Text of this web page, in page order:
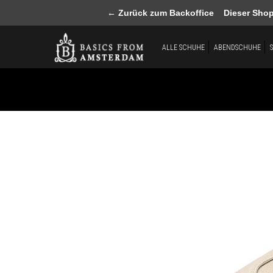
ALLE SCHUHE ABENDSCHUHE
← Zurück zum BackofficeDieser Shop